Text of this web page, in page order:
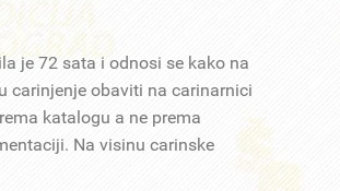
je 72 sata i odnosi se kako na
carinjenje obaviti na carinarnici
katalogu a ne prema
Na visinu carinske